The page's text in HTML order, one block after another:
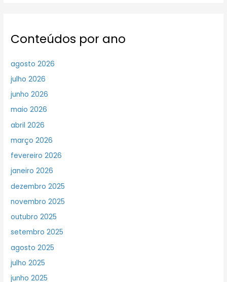
Conteúdos por ano
agosto 2026
julho 2026
junho 2026
maio 2026
abril 2026
março 2026
fevereiro 2026
janeiro 2026
dezembro 2025
novembro 2025
outubro 2025
setembro 2025
agosto 2025
julho 2025
junho 2025